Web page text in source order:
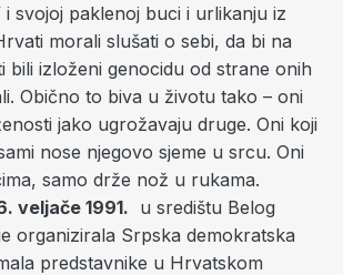
i svojoj paklenoj buci i urlikanju iz
morali slušati o sebi, da bi na
bili izloženi genocidu od strane onih
Obično to biva u životu tako – oni
jako ugrožavaju druge. Oni koji
nose njegovo sjeme u srcu. Oni
samo drže nož u rukama.
veljače 1991. u središtu Belog
organizirala Srpska demokratska
predstavnike u Hrvatskom